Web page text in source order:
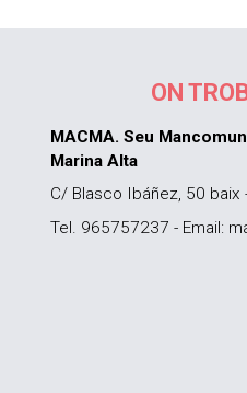
ON
MACMA. Seu
Marina Alta
C/ Blasco Ibáñez, 50 baix
Tel. 965757237 - Email: